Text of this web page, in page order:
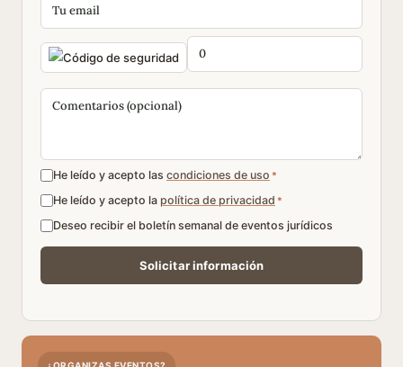
He leído y acepto las condiciones de uso *
He leído y acepto la política de privacidad *
Deseo recibir el boletín semanal de eventos jurídicos